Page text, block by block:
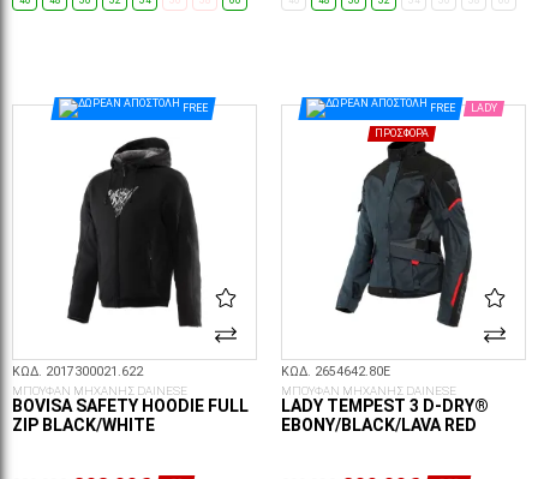
FREE
ΚΩΔ. 2017300021.622
ΜΠΟΥΦΑΝ ΜΗΧΑΝΗΣ DAINESE
BOVISA SAFETY HOODIE FULL
ZIP BLACK/WHITE
FREE LADY
ΠΡΟΣΦΟΡΆ
ΚΩΔ. 2654642.80E
ΜΠΟΥΦΑΝ ΜΗΧΑΝΗΣ DAINESE
LADY TEMPEST 3 D-DRY®
EBONY/BLACK/LAVA RED